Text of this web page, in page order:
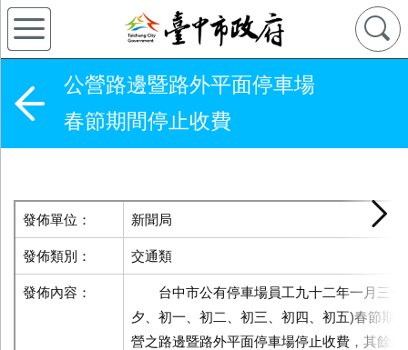
公營路邊暨路外平面停車場
春節期間停止收費
發佈單位： 新聞局
發佈類別： 交通類
發佈內容：
台中市公有停車場員工九十二年一月三十
夕、初一、初二、初三、初四、初五)春節期
營之路邊暨路外平面停車場停止收費，其餘